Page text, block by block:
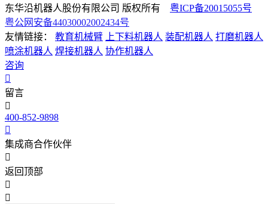
东华沿机器人股份有限公司 版权所有 粤ICP备20015055号
粤公网安备44030002002434号
友情链接：
教育机械臂 上下料机器人 装配机器人 打磨机器人
喷涂机器人 焊接机器人 协作机器人
咨询
留言
400-852-9898
集成商合作伙伴
返回顶部